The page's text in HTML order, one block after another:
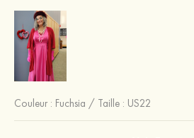
Couleur : Fuchsia / Taille : US22